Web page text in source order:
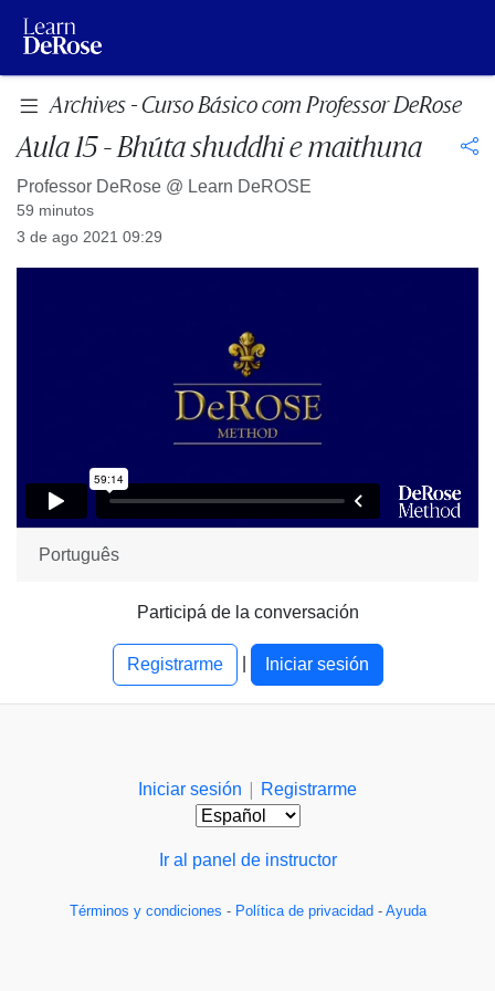
Archives - Curso Básico com Professor DeRose
Aula 15 - Bhúta shuddhi e maithuna
Professor DeRose @ Learn DeROSE
59 minutos
3 de ago 2021 09:29
Português
Participá de la conversación
Registrarme Iniciar sesión
Iniciar sesión | Registrarme
Ir al panel de instructor
Términos y condiciones - Política de privacidad - Ayuda